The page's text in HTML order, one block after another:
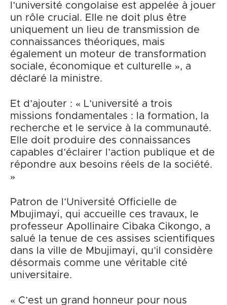
l’université congolaise est appelée à jouer
un rôle crucial. Elle ne doit plus être
uniquement un lieu de transmission de
connaissances théoriques, mais
également un moteur de transformation
sociale, économique et culturelle », a
déclaré la ministre.
Et d’ajouter : « L’université a trois
missions fondamentales : la formation, la
recherche et le service à la communauté.
Elle doit produire des connaissances
capables d’éclairer l’action publique et de
répondre aux besoins réels de la société.
»
Patron de l’Université Officielle de
Mbujimayi, qui accueille ces travaux, le
professeur Apollinaire Cibaka Cikongo, a
salué la tenue de ces assises scientifiques
dans la ville de Mbujimayi, qu’il considère
désormais comme une véritable cité
universitaire.
« C’est un grand honneur pour nous